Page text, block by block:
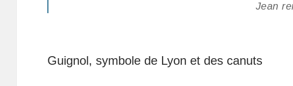
Jean
Guignol, symbole de Lyon et des canuts